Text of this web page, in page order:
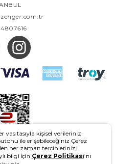
vasıtasıyla kişisel verileriniz
ile erişebileceğiniz Çerez
her zaman tercihlerinizi
bilgi için Çerez Politikası'nı